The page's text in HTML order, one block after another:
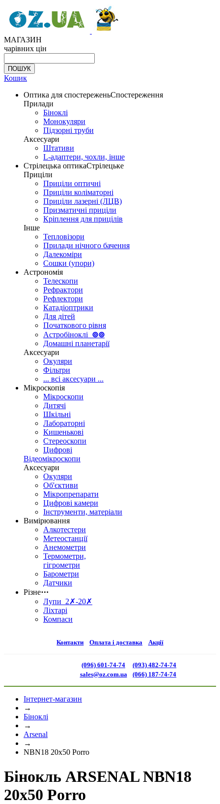
МАГАЗИН
чарівних цін
Кошик
Оптика для спостереженьСпостереження
Прилади
Біноклі
Монокуляри
Підзорні труби
Аксесуари
Штативи
L-адаптери, чохли, інше
Стрілецька оптикаСтрілецьке
Приціли
Приціли оптичні
Приціли коліматорні
Приціли лазерні (ЛЦВ)
Призматичні приціли
Кріплення для прицілів
Інше
Тепловізори
Прилади нічного бачення
Далекоміри
Сошки (упори)
Астрономія
Телескопи
Рефрактори
Рефлектори
Катадіоптрики
Для дітей
Початкового рівня
Астробіноклі ⊚⊚
Домашні планетарії
Аксесуари
Окуляри
Фільтри
... всі аксесуари ...
Мікроскопія
Мікроскопи
Дитячі
Шкільні
Лабораторні
Кишенькові
Стереоскопи
Цифрові
Відеомікроскопи
Аксесуари
Окуляри
Об'єктиви
Мікропрепарати
Цифрові камери
Інструменти, матеріали
Вимірювання
Алкотестери
Метеостанції
Анемометри
Термометри,
гігрометри
Барометри
Датчики
Різне⋯
Лупи 2✗-20✗
Ліхтарі
Компаси
Контакти Оплата і доставка Акції
(096) 601-74-74
sales@oz.com.ua
(093) 482-74-74
(066) 187-74-74
Інтернет-магазин
→
Біноклі
→
Arsenal
→
NBN18 20x50 Porro
Бінокль ARSENAL NBN18
20x50 Porro